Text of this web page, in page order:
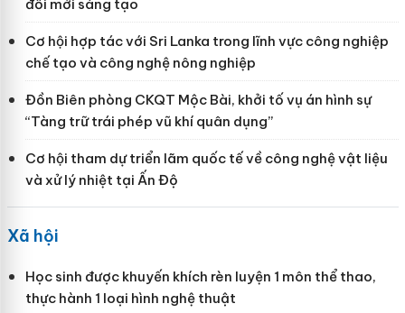
đổi mới sáng tạo
Cơ hội hợp tác với Sri Lanka trong lĩnh vực công nghiệp
chế tạo và công nghệ nông nghiệp
Đồn Biên phòng CKQT Mộc Bài, khởi tố vụ án hình sự
“Tàng trữ trái phép vũ khí quân dụng”
Cơ hội tham dự triển lãm quốc tế về công nghệ vật liệu
và xử lý nhiệt tại Ấn Độ
Xã hội
Học sinh được khuyến khích rèn luyện 1 môn thể thao,
thực hành 1 loại hình nghệ thuật